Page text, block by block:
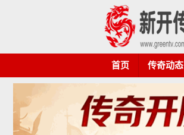
首页 传奇动态